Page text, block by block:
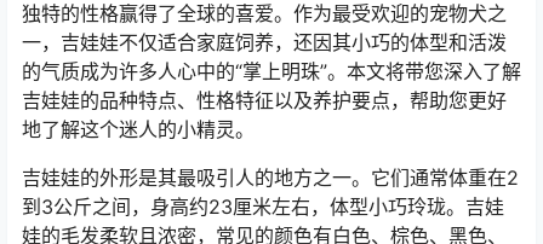
独特的性格赢得了全球的喜爱。作为最受欢迎的宠物犬之
一，吉娃娃不仅适合家庭饲养，还因其小巧的体型和活泼
的气质成为许多人心中的“掌上明珠”。本文将带您深入了解
吉娃娃的品种特点、性格特征以及养护要点，帮助您更好
地了解这个迷人的小精灵。
吉娃娃的外形是其最吸引人的地方之一。它们通常体重在2
到3公斤之间，身高约23厘米左右，体型小巧玲珑。吉娃
娃的毛发柔软且浓密，常见的颜色有白色、棕色、黑色、